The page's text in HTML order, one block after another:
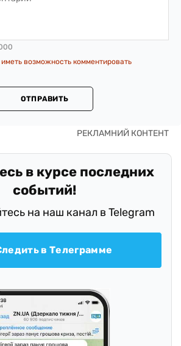
возможность комментировать
ОТПРАВИТЬ
в курсе последних
событий!
на наш канал в Telegram
в Телеграмме